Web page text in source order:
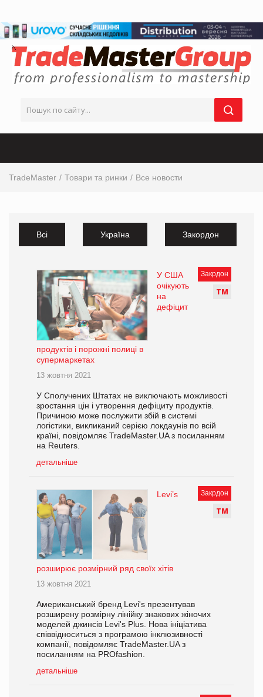
TradeMaster Товари та ринки Все новости
Всі Україна Закордон
Закрдон
ТМ
У США
очікують
на
дефіцит
продуктів і порожні полиці в
супермаркетах
13 жовтня 2021
У Сполучених Штатах не виключають можливості
зростання цін і утворення дефіциту продуктів.
Причиною може послужити збій в системі
логістики, викликаний серією локдаунів по всій
країні, повідомляє TradeMaster.UA з посиланням
на Reuters.
детальніше
Закрдон
ТМ
Levi’s
розширює розмірний ряд своїх хітів
13 жовтня 2021
Американський бренд Levi's презентував
розширену розмірну лінійку знакових жіночих
моделей джинсів Levi's Plus. Нова ініціатива
співвідноситься з програмою інклюзивності
компанії, повідомляє TradeMaster.UA з
посиланням на PROfashion.
детальніше